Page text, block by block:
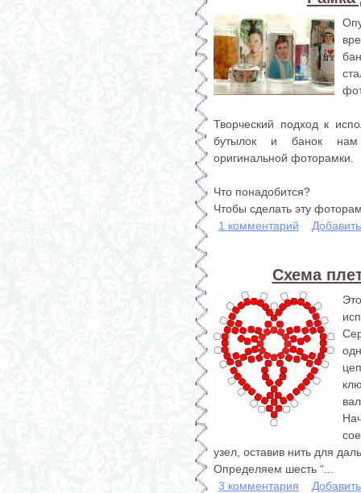
Творческий подход к
бутылок и банок нам
оригинальной фоторамки.
Что понадобится?
Чтобы сделать эту
1 комментарий
Схема
узел, оставив нить для
Определяем шесть “...
3 комментария